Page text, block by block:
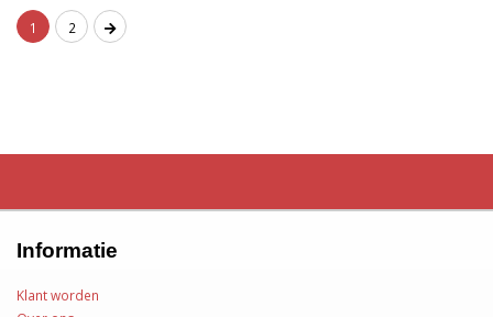
1 2
Informatie
Klant worden